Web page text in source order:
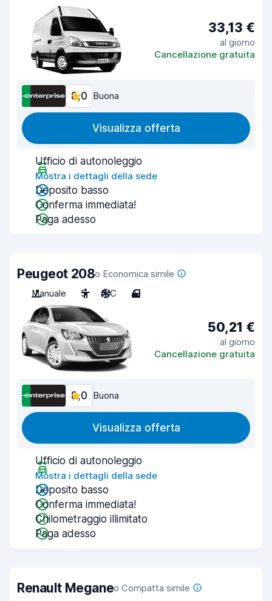
33,13 €
al giorno
Cancellazione gratuita
8,0 Buona
Visualizza offerta
Ufficio di autonoleggio
Mostra i dettagli della sede
Deposito basso
Conferma immediata!
Paga adesso
Peugeot 208o Economica simile
Manuale
5 A/C 4
50,21 €
al giorno
Cancellazione gratuita
8,0 Buona
Visualizza offerta
Ufficio di autonoleggio
Mostra i dettagli della sede
Deposito basso
Conferma immediata!
Chilometraggio illimitato
Paga adesso
Renault Meganeo Compatta simile